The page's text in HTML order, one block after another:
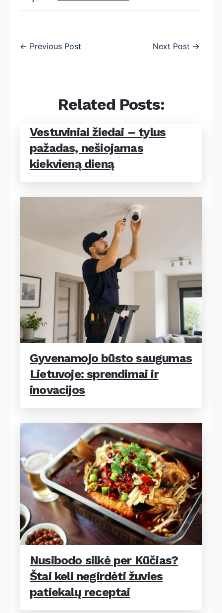
← Previous Post Next Post →
Related Posts:
Vestuviniai žiedai – tylus
pažadas, nešiojamas
kiekvieną dieną
Gyvenamojo būsto saugumas
Lietuvoje: sprendimai ir
inovacijos
Nusibodo silkė per Kūčias?
Štai keli negirdėti žuvies
patiekalų receptai